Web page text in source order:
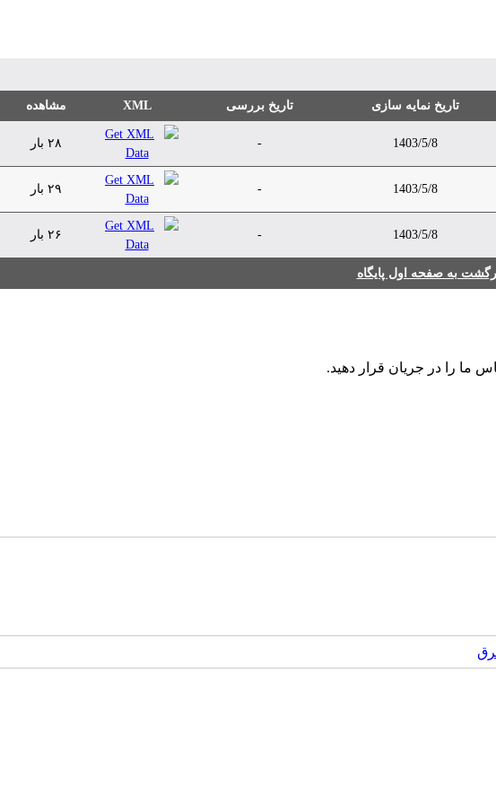
تاریخ نمایه سازی تاریخ بررسی XML مشاهده
1403/5/8
- ۲۸ بار
1403/5/8
- ۲۹ بار
1403/5/8
- ۲۶ بار
به صفحه اول پایگاه
ما را در جریان قرار دهید.